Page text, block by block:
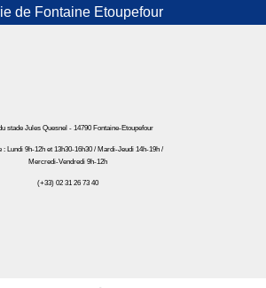
de Fontaine Etoupefour
stade Jules Quesnel - 14790 Fontaine-Etoupefour
: Lundi 9h-12h et 13h30-16h30 / Mardi-Jeudi 14h-19h /
Mercredi-Vendredi 9h-12h
(+33) 02 31 26 73 40